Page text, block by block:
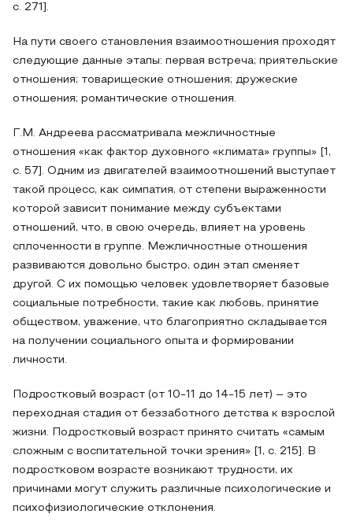
с. 271].
На пути своего становления взаимоотношения проходят
следующие данные этапы: первая встреча; приятельские
отношения; товарищеские отношения; дружеские
отношения; романтические отношения.
Г.М. Андреева рассматривала межличностные
отношения «как фактор духовного «климата» группы» [1,
с. 57]. Одним из двигателей взаимоотношений выступает
такой процесс, как симпатия, от степени выраженности
которой зависит понимание между субъектами
отношений, что, в свою очередь, влияет на уровень
сплоченности в группе. Межличностные отношения
развиваются довольно быстро, один этап сменяет
другой. С их помощью человек удовлетворяет базовые
социальные потребности, такие как любовь, принятие
обществом, уважение, что благоприятно складывается
на получении социального опыта и формировании
личности.
Подростковый возраст (от 10-11 до 14-15 лет) – это
переходная стадия от беззаботного детства к взрослой
жизни. Подростковый возраст принято считать «самым
сложным с воспитательной точки зрения» [1, с. 215]. В
подростковом возрасте возникают трудности, их
причинами могут служить различные психологические и
психофизиологические отклонения.